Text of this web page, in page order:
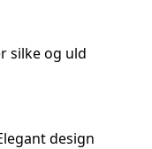
silke og uld
design